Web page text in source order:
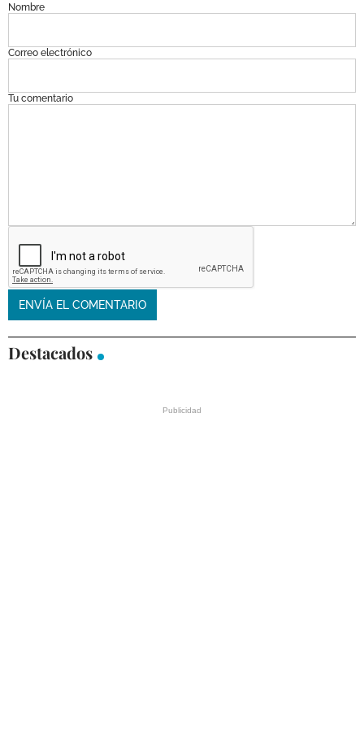
Nombre
Correo electrónico
Tu comentario
Destacados